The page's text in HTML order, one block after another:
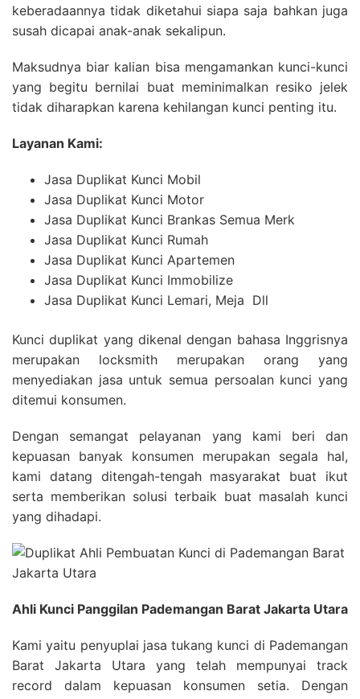
keberadaannya tidak diketahui siapa saja bahkan juga
susah dicapai anak-anak sekalipun.
Maksudnya biar kalian bisa mengamankan kunci-kunci
yang begitu bernilai buat meminimalkan resiko jelek
tidak diharapkan karena kehilangan kunci penting itu.
Layanan Kami:
Jasa Duplikat Kunci Mobil
Jasa Duplikat Kunci Motor
Jasa Duplikat Kunci Brankas Semua Merk
Jasa Duplikat Kunci Rumah
Jasa Duplikat Kunci Apartemen
Jasa Duplikat Kunci Immobilize
Jasa Duplikat Kunci Lemari, Meja Dll
Kunci duplikat yang dikenal dengan bahasa Inggrisnya
merupakan locksmith merupakan orang yang
menyediakan jasa untuk semua persoalan kunci yang
ditemui konsumen.
Dengan semangat pelayanan yang kami beri dan
kepuasan banyak konsumen merupakan segala hal,
kami datang ditengah-tengah masyarakat buat ikut
serta memberikan solusi terbaik buat masalah kunci
yang dihadapi.
Ahli Kunci Panggilan Pademangan Barat Jakarta Utara
Kami yaitu penyuplai jasa tukang kunci di Pademangan
Barat Jakarta Utara yang telah mempunyai track
record dalam kepuasan konsumen setia. Dengan